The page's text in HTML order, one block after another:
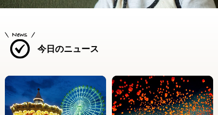
今日のニュース